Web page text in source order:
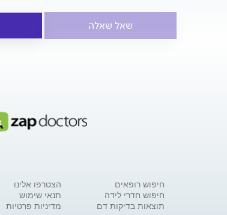
שאל שאלה
חיפוש רופאים
חיפוש חדרי לידה
תוצאות בדיקות דם
הצטרפו אלינו
תנאי שימוש
מדיניות פרטיות